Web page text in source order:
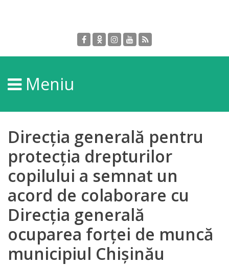
DGPDC
Informații
despre
DGPDC
Subdiviziuni/Servicii
Structura
Strategia
Orarul
audienței
Meniu
Direcția generală pentru
protecția drepturilor
copilului a semnat un
acord de colaborare cu
Direcția generală
ocuparea forței de muncă
municipiul Chișinău